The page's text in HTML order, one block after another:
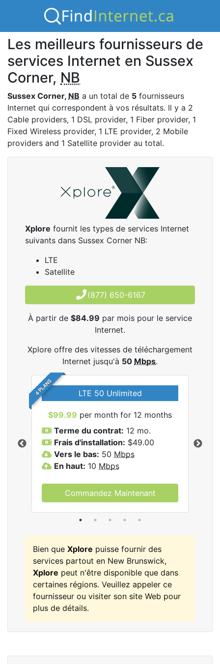
Les meilleurs fournisseurs de
services Internet en Sussex
Corner, NB
Sussex Corner, NB a un total de 5 fournisseurs
Internet qui correspondent à vos résultats. Il y a 2
Cable providers, 1 DSL provider, 1 Fiber provider, 1
Fixed Wireless provider, 1 LTE provider, 2 Mobile
providers and 1 Satellite provider au total.
Xplore fournit les types de services Internet
suivants dans Sussex Corner NB:
LTE
Satellite
(877) 650-6167
À partir de $84.99 par mois pour le service
Internet.
Xplore offre des vitesses de téléchargement
Internet jusqu'à 50 Mbps.
4 PLANS LTE 50 Unlimited
$99.99 per month for 12 months
Terme du contrat: 12 mo.
Frais d'installation: $49.00
Vers le bas: 50 Mbps
En haut: 10 Mbps
Commandez Maintenant
Bien que Xplore puisse fournir des
services partout en New Brunswick,
Xplore peut n'être disponible que dans
certaines régions. Veuillez appeler ce
fournisseur ou visiter son site Web pour
plus de détails.